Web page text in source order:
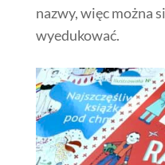
nazwy, więc można
wyedukować.